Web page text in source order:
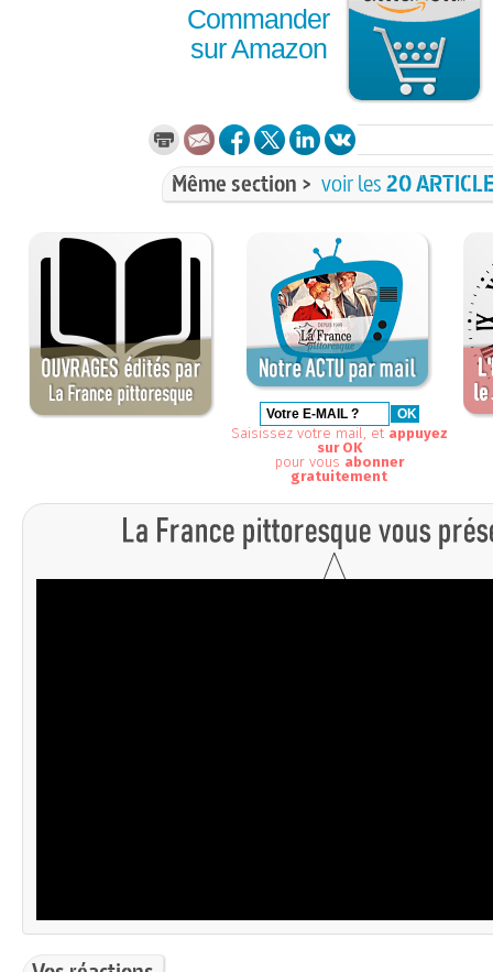
Commander
sur Amazon
Même section > voir les20
Saisissez votre mail, et appuyez
sur OK
pour vous abonner
gratuitement